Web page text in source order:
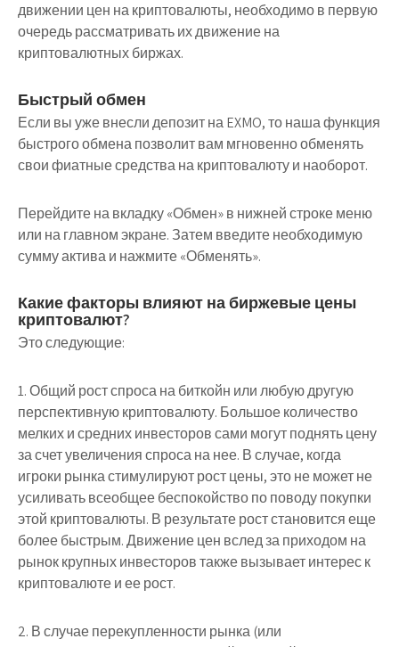
движении цен на криптовалюты, необходимо в первую
очередь рассматривать их движение на
криптовалютных биржах.
Быстрый обмен
Если вы уже внесли депозит на EXMO, то наша функция
быстрого обмена позволит вам мгновенно обменять
свои фиатные средства на криптовалюту и наоборот.
Перейдите на вкладку «Обмен» в нижней строке меню
или на главном экране. Затем введите необходимую
сумму актива и нажмите «Обменять».
Какие факторы влияют на биржевые цены
криптовалют?
Это следующие:
1. Общий рост спроса на биткойн или любую другую
перспективную криптовалюту. Большое количество
мелких и средних инвесторов сами могут поднять цену
за счет увеличения спроса на нее. В случае, когда
игроки рынка стимулируют рост цены, это не может не
усиливать всеобщее беспокойство по поводу покупки
этой криптовалюты. В результате рост становится еще
более быстрым. Движение цен вслед за приходом на
рынок крупных инвесторов также вызывает интерес к
криптовалюте и ее рост.
2. В случае перекупленности рынка (или